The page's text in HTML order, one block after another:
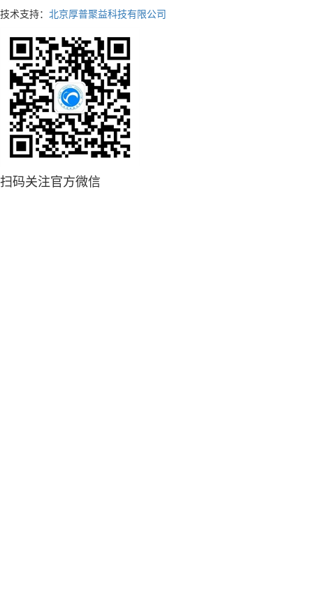
技术支持： 北京厚普聚益科技有限公司
扫码关注官方微信